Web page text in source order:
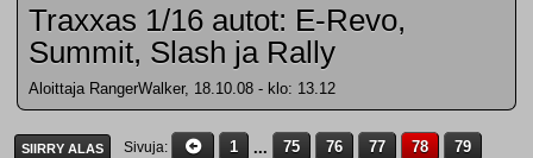
Traxxas 1/16 autot: E-Revo,
Summit, Slash ja Rally
Aloittaja RangerWalker, 18.10.08 - klo: 13.12
SIIRRY ALAS Sivuja 1 ... 75 76 77 78
79